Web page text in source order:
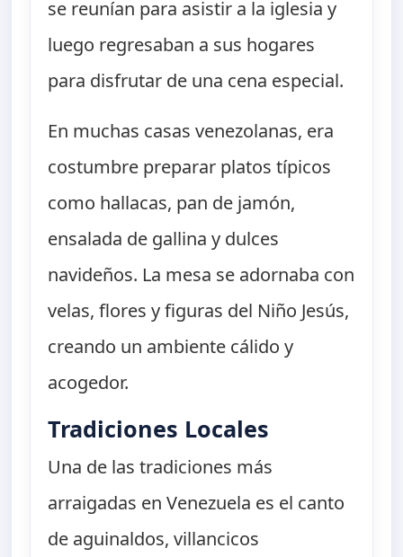
se reunían para asistir a la iglesia y
luego regresaban a sus hogares
para disfrutar de una cena especial.
En muchas casas venezolanas, era
costumbre preparar platos típicos
como hallacas, pan de jamón,
ensalada de gallina y dulces
navideños. La mesa se adornaba con
velas, flores y figuras del Niño Jesús,
creando un ambiente cálido y
acogedor.
Tradiciones Locales
Una de las tradiciones más
arraigadas en Venezuela es el canto
de aguinaldos, villancicos